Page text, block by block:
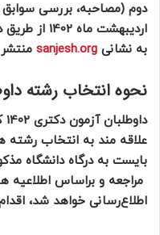
دوم (مصاحبه، بررسی
اردیبهشت
به نشانی sanjesh.org
نحوه انتخاب رشته
علاقه مند به انتخاب رشته
بایست به درگاه دانشگاه
مراجعه و براساس اطلاعیه
اطلاع‌رسانی خواهد شد،